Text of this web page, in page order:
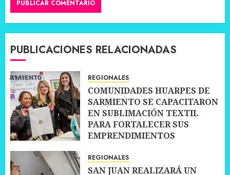
PUBLICACIONES RELACIONADAS
REGIONALES
COMUNIDADES HUARPES DE
SARMIENTO SE CAPACITARON
EN SUBLIMACIÓN TEXTIL
PARA FORTALECER SUS
EMPRENDIMIENTOS
REGIONALES
SAN JUAN REALIZARÁ UN